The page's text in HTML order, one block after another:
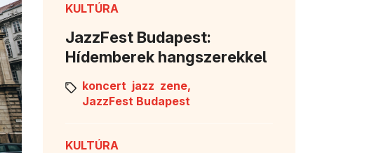
KULTÚRA
JazzFest Budapest:
Hídemberek hangszerekkel
koncert jazz zene,
JazzFest Budapest
KULTÚRA